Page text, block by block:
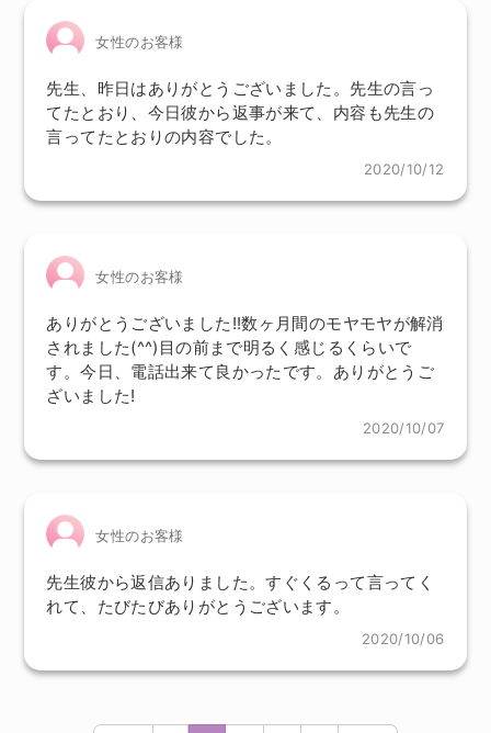
女性のお客様
先生、昨日はありがとうございました。先生の言っ
てたとおり、今日彼から返事が来て、内容も先生の
言ってたとおりの内容でした。
2020/10/12
女性のお客様
ありがとうございました!!数ヶ月間のモヤモヤが解消
されました(^^)目の前まで明るく感じるくらいで
す。今日、電話出来て良かったです。ありがとうご
ざいました!
2020/10/07
女性のお客様
先生彼から返信ありました。すぐくるって言ってく
れて、たびたびありがとうございます。
2020/10/06